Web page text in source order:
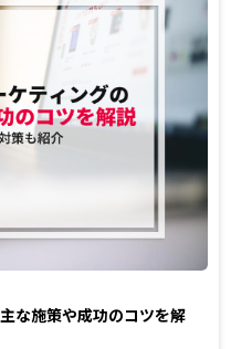
な施策や成功のコツを解